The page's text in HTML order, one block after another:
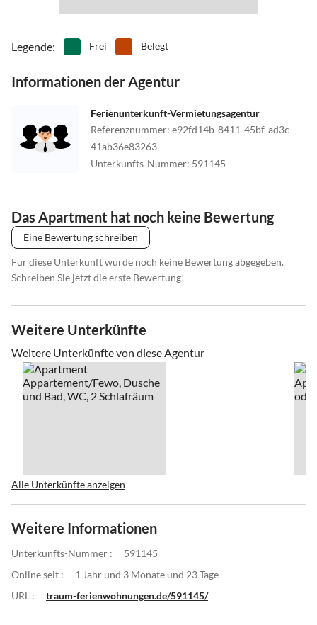
Legende: Frei Belegt
Informationen der Agentur
Ferienunterkunft-Vermietungsagentur
Referenznummer: e92fd14b-8411-45bf-ad3c-
41ab36e83263
Unterkunfts-Nummer: 591145
Das Apartment hat noch keine Bewertung
Eine Bewertung schreiben
Für diese Unterkunft wurde noch keine Bewertung abgegeben.
Schreiben Sie jetzt die erste Bewertung!
Weitere Unterkünfte
Weitere Unterkünfte von diese Agentur
Alle Unterkünfte anzeigen
Weitere Informationen
Unterkunfts-Nummer :
591145
Online seit :
1 Jahr und 3 Monate und 23 Tage
URL :
traum-ferienwohnungen.de/591145/